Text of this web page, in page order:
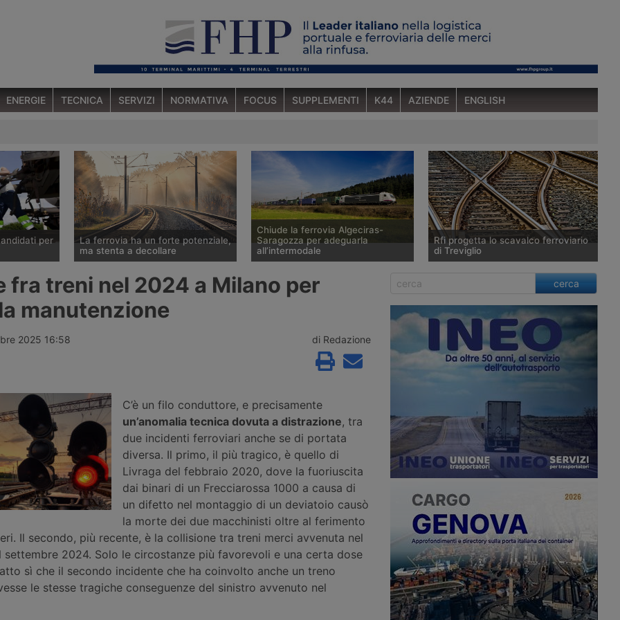
ENERGIE TECNICA SERVIZI NORMATIVA FOCUS SUPPLEMENTI K44 AZIENDE ENGLISH
per
Rail
Restano in
e un
ancora
La ferrovia ha un forte potenziale,
ma stenta a decollare
futuro del trasporto ferroviario
forte potenziale di crescita e una
Chiude la ferrovia Algeciras-
Saragozza per adeguarla
all’intermodale
di potenziamento delle
infrastrutture ferroviarie,
avviato i lavori sulla direttrice tra
comportano la chiusura di una
tratta di circa 400 chilometri.
Rfi progetta lo scavalco ferroviario
di Treviglio
Rfi si rende conto a distanza di
vent’anni di avere fatto un errore di
quadruplicamento della Milano-
Treviglio nel 2007 diventata un collo
di bottiglia. Già nel progetto
originario era previsto uno scavalco
per specializzare i binari, ma era
stato stralciato. Ora si corre ai ripari
fra treni nel 2024 a Milano per
manutenzione
2025 16:58 di Redazione
C’è un filo conduttore, e precisamente
un’anomalia tecnica dovuta a distrazione, tra
due incidenti ferroviari anche se di portata
diversa. Il primo, il più tragico, è quello di
Livraga del febbraio 2020, dove la fuoriuscita
dai binari di un Frecciarossa 1000 a causa di
un difetto nel montaggio di un deviatoio causò
la morte dei due macchinisti oltre al ferimento
Il secondo, più recente, è la collisione tra treni merci avvenuta nel
settembre 2024. Solo le circostanze più favorevoli e una certa dose
sì che il secondo incidente che ha coinvolto anche un treno
le stesse tragiche conseguenze del sinistro avvenuto nel
cerca